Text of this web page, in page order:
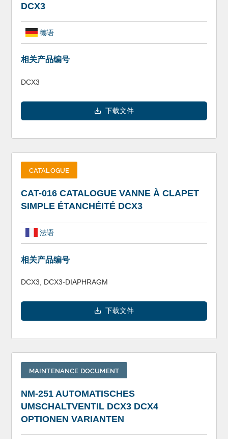
DCX3
德语
相关产品编号
DCX3
下载文件
CATALOGUE
CAT-016 CATALOGUE VANNE À CLAPET
SIMPLE ÉTANCHÉITÉ DCX3
法语
相关产品编号
DCX3, DCX3-DIAPHRAGM
下载文件
MAINTENANCE DOCUMENT
NM-251 AUTOMATISCHES
UMSCHALTVENTIL DCX3 DCX4
OPTIONEN VARIANTEN